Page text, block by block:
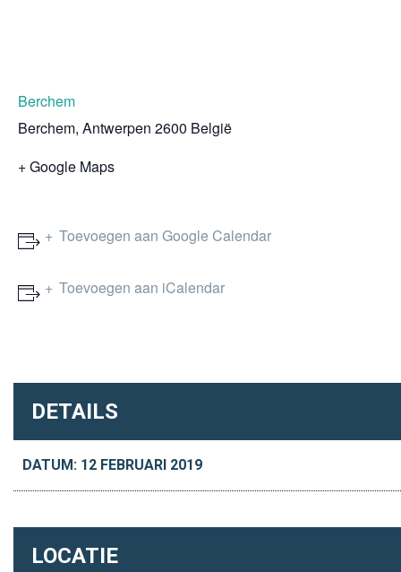
Berchem
Berchem, Antwerpen 2600 België
+ Google Maps
Toevoegen aan Google Calendar
Toevoegen aan iCalendar
DETAILS
DATUM: 12 FEBRUARI 2019
LOCATIE